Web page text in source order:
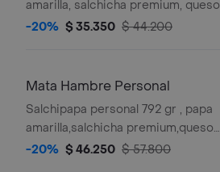
amarilla, salchicha premium, queso
gratinado,maduro guayabo, y salsas
-20% $ 35.350 $ 44.200
Mata Hambre Personal
Salchipapa personal 792 gr , papa
amarilla,salchicha premium,queso
gratinado,pollo desmechado con
-20% $ 46.250 $ 57.800